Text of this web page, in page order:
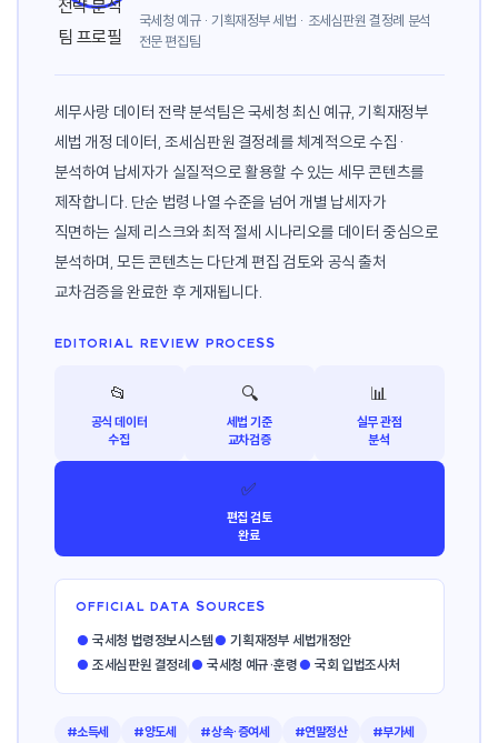
국세청 예규 · 기획재정부 세법 · 조세심판원 결정례 분석
전문 편집팀
세무사랑 데이터 전략 분석팀은 국세청 최신 예규, 기획재정부
세법 개정 데이터, 조세심판원 결정례를 체계적으로 수집·
분석하여 납세자가 실질적으로 활용할 수 있는 세무 콘텐츠를
제작합니다. 단순 법령 나열 수준을 넘어 개별 납세자가
직면하는 실제 리스크와 최적 절세 시나리오를 데이터 중심으로
분석하며, 모든 콘텐츠는 다단계 편집 검토와 공식 출처
교차검증을 완료한 후 게재됩니다.
EDITORIAL REVIEW PROCESS
📂
공식 데이터
수집
🔍
세법 기준
교차검증
📊
실무 관점
분석
✅
편집 검토
완료
OFFICIAL DATA SOURCES
● 국세청 법령정보시스템● 기획재정부 세법개정안
● 조세심판원 결정례 ● 국세청 예규·훈령● 국회 입법조사처
#소득세 #양도세 #상속·증여세 #연말정산 #부가세